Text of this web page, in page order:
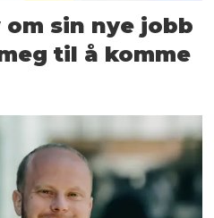
om sin nye jobb
til å komme